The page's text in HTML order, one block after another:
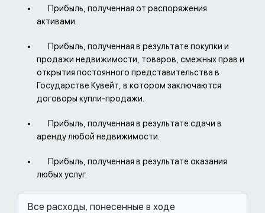
Прибыль, полученная от распоряжения
активами.
Прибыль, полученная в результате покупки и
продажи недвижимости, товаров, смежных прав и
открытия постоянного представительства в
Государстве Кувейт, в котором заключаются
договоры купли-продажи.
Прибыль, полученная в результате сдачи в
аренду любой недвижимости.
Прибыль, полученная в результате оказания
любых услуг.
Все расходы, понесенные в ходе